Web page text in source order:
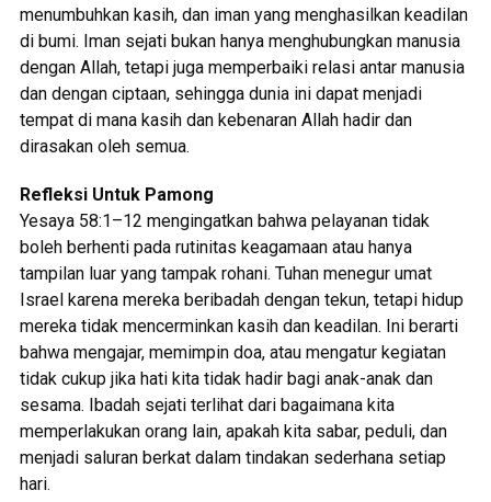
menumbuhkan kasih, dan iman yang menghasilkan keadilan
di bumi. Iman sejati bukan hanya menghubungkan manusia
dengan Allah, tetapi juga memperbaiki relasi antar manusia
dan dengan ciptaan, sehingga dunia ini dapat menjadi
tempat di mana kasih dan kebenaran Allah hadir dan
dirasakan oleh semua.
Refleksi Untuk Pamong
Yesaya 58:1–12 mengingatkan bahwa pelayanan tidak
boleh berhenti pada rutinitas keagamaan atau hanya
tampilan luar yang tampak rohani. Tuhan menegur umat
Israel karena mereka beribadah dengan tekun, tetapi hidup
mereka tidak mencerminkan kasih dan keadilan. Ini berarti
bahwa mengajar, memimpin doa, atau mengatur kegiatan
tidak cukup jika hati kita tidak hadir bagi anak-anak dan
sesama. Ibadah sejati terlihat dari bagaimana kita
memperlakukan orang lain, apakah kita sabar, peduli, dan
menjadi saluran berkat dalam tindakan sederhana setiap
hari.